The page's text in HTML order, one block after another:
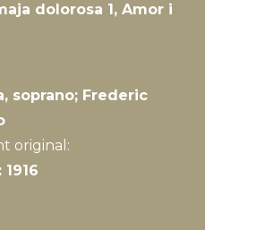
dolorosa 1, Amor i
soprano; Frederic
original: